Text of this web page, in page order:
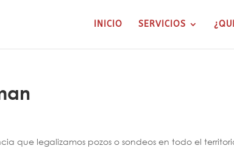
INICIO SERVICIOS
que legalizamos pozos o sondeos en todo el